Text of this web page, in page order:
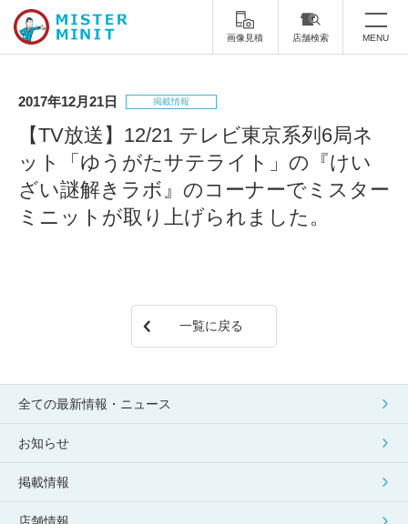
画像見積 店舗検索 MENU
ミスターミニットについて
修理サービス・料金
スーツケース修理 靴修理
合鍵の作製
包丁研ぎ
店舗を探す
オンライン修理見積もりサービス（配送修理）
2017年12月21日 掲載情報
【TV放送】12/21 テレビ東京系列6局ネ
ット「ゆうがたサテライト」の『けい
ざい謎解きラボ』のコーナーでミスター
ミニットが取り上げられました。
一覧に戻る
全ての最新情報・ニュース
お知らせ
掲載情報